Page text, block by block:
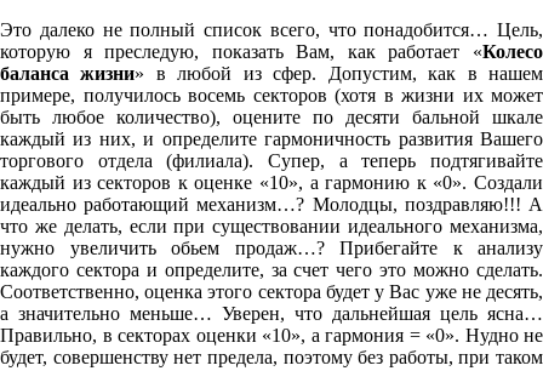
Это далеко не полный список всего, что понадобится… Цель,
которую я преследую, показать Вам, как работает «Колесо
баланса жизни» в любой из сфер. Допустим, как в нашем
примере, получилось восемь секторов (хотя в жизни их может
быть любое количество), оцените по десяти бальной шкале
каждый из них, и определите гармоничность развития Вашего
торгового отдела (филиала). Супер, а теперь подтягивайте
каждый из секторов к оценке «10», а гармонию к «0». Создали
идеально работающий механизм…? Молодцы, поздравляю!!! А
что же делать, если при существовании идеального механизма,
нужно увеличить обьем продаж…? Прибегайте к анализу
каждого сектора и определите, за счет чего это можно сделать.
Соответственно, оценка этого сектора будет у Вас уже не десять,
а значительно меньше… Уверен, что дальнейшая цель ясна…
Правильно, в секторах оценки «10», а гармония = «0». Нудно не
будет, совершенству нет предела, поэтому без работы, при таком